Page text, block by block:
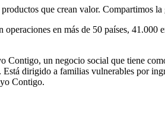
que crean valor. Compartimos
en más de 50 países,
Contigo, un negocio social que tiene
dirigido a familias vulnerables por
Contigo.